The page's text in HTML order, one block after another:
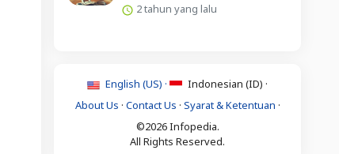
2 tahun yang lalu
English (US) ·
Indonesian (ID) ·
About Us · Contact Us · Syarat & Ketentuan ·
©2026 Infopedia.
All Rights Reserved.